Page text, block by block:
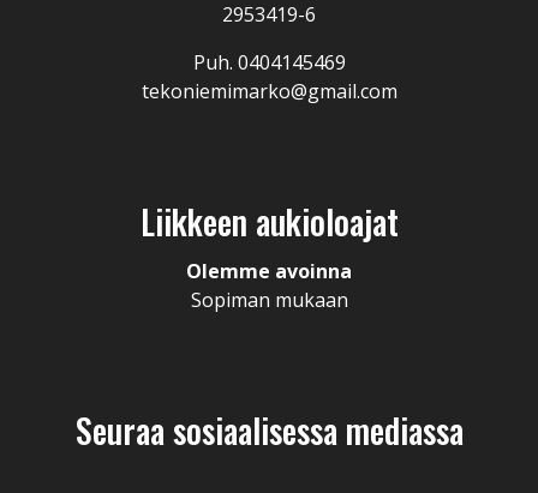
2953419-6
Puh. 0404145469
tekoniemimarko@gmail.com
Liikkeen aukioloajat
Olemme avoinna
Sopiman mukaan
Seuraa sosiaalisessa mediassa